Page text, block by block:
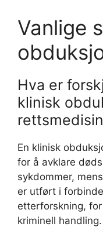
Vanlige
Hva er
klinisk
En klinisk
for å avklare
sykdommer,
er utført i
etterforskning,
kriminell handling.